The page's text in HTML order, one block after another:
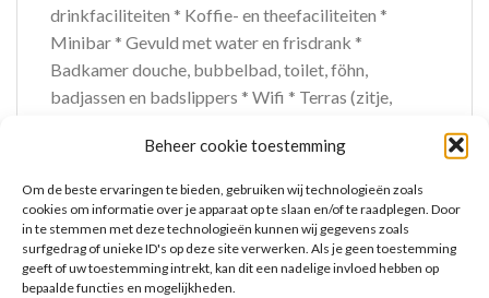
Beheer cookie toestemming
Om de beste ervaringen te bieden, gebruiken wij technologieën zoals
cookies om informatie over je apparaat op te slaan en/of te raadplegen. Door
in te stemmen met deze technologieën kunnen wij gegevens zoals
surfgedrag of unieke ID's op deze site verwerken. Als je geen toestemming
geeft of uw toestemming intrekt, kan dit een nadelige invloed hebben op
bepaalde functies en mogelijkheden.
drinkfaciliteiten * Koffie- en theefaciliteiten *
Minibar * Gevuld met water en frisdrank *
Badkamer douche, bubbelbad, toilet, föhn,
badjassen en badslippers * Wifi * Terras (zitje,
van circa 50 m² * Zwembadzicht * Woonkamer *
Televisie * Telefoon tegen betaling * Eet- en
drinkfaciliteiten * Koffie- en theefaciliteiten *
Minibar * Gevuld met frisdrank * Badkamer douche,
toilet, föhn, badjassen en badslippers * Wifi *